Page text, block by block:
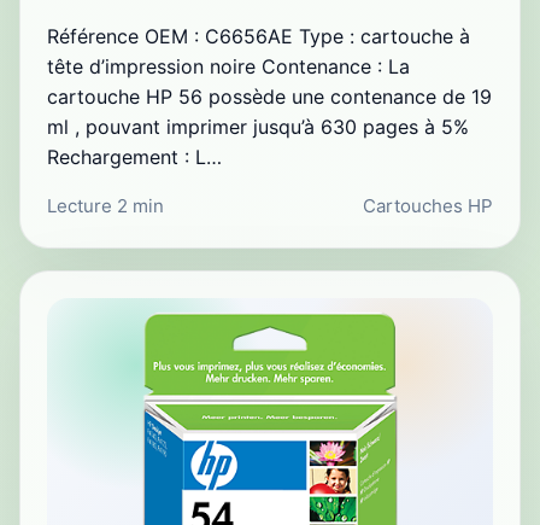
Référence OEM : C6656AE Type : cartouche à
tête d’impression noire Contenance : La
cartouche HP 56 possède une contenance de 19
ml , pouvant imprimer jusqu’à 630 pages à 5%
Rechargement : L…
Lecture 2 min Cartouches HP